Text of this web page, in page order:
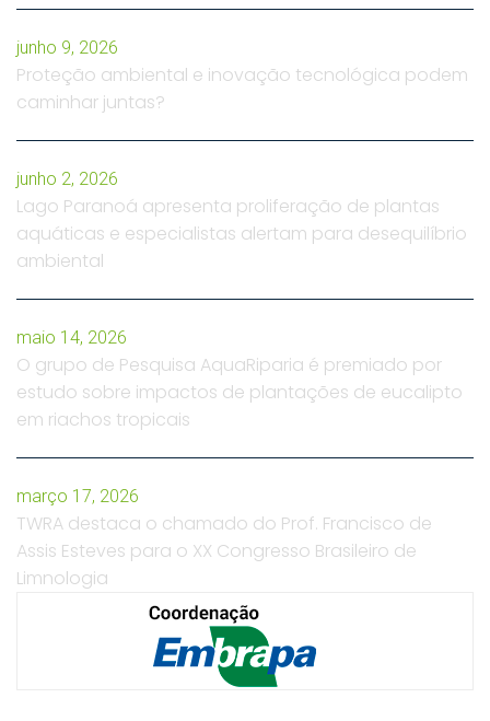
junho 9, 2026
Proteção ambiental e inovação tecnológica podem
caminhar juntas?
junho 2, 2026
Lago Paranoá apresenta proliferação de plantas
aquáticas e especialistas alertam para desequilíbrio
ambiental
maio 14, 2026
O grupo de Pesquisa AquaRiparia é premiado por
estudo sobre impactos de plantações de eucalipto
em riachos tropicais
março 17, 2026
TWRA destaca o chamado do Prof. Francisco de
Assis Esteves para o XX Congresso Brasileiro de
Limnologia